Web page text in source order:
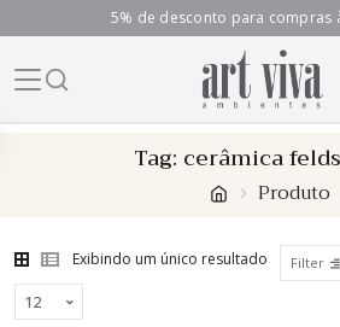
5% de desconto para compras
Tag: cerâmica
Produto
Exibindo um único resultado Filter